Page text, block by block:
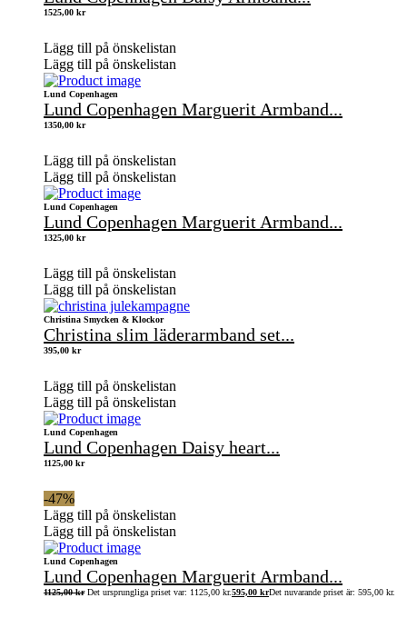
1525,00 kr
Lägg till på önskelistan
Lägg till på önskelistan
Lund Copenhagen
Lund Copenhagen Marguerit Armband...
1350,00 kr
Lägg till på önskelistan
Lägg till på önskelistan
Lund Copenhagen
Lund Copenhagen Marguerit Armband...
1325,00 kr
Lägg till på önskelistan
Lägg till på önskelistan
Christina Smycken & Klockor
Christina slim läderarmband set...
395,00 kr
Lägg till på önskelistan
Lägg till på önskelistan
Lund Copenhagen
Lund Copenhagen Daisy heart...
1125,00 kr
-47%
Lägg till på önskelistan
Lägg till på önskelistan
Lund Copenhagen
Lund Copenhagen Marguerit Armband...
1125,00kr Det ursprungliga priset var: 1125,00 kr.595,00 krDet nuvarande priset är: 595,00 kr.